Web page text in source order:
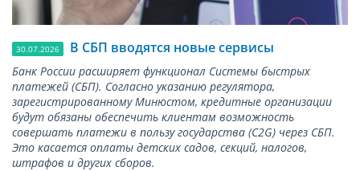
30.07.2026 В СБП вводятся новые сервисы
Банк России расширяет функционал Системы быстрых
платежей (СБП). Согласно указанию регулятора,
зарегистрированному Минюстом, кредитные организации
будут обязаны обеспечить клиентам возможность
совершать платежи в пользу государства (С2G) через СБП.
Это касается оплаты детских садов, секций, налогов,
штрафов и других сборов.